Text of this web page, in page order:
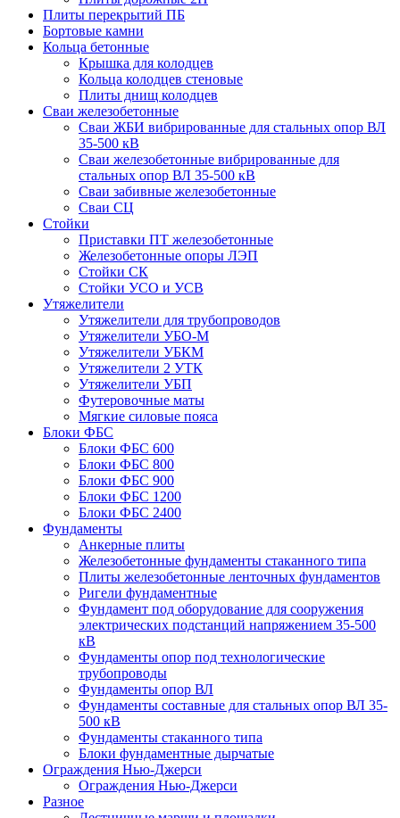
Плиты перекрытий ПБ
Бортовые камни
Кольца бетонные
Крышка для колодцев
Кольца колодцев стеновые
Плиты днищ колодцев
Сваи железобетонные
Сваи ЖБИ вибрированные для стальных опор ВЛ
35-500 кВ
Сваи железобетонные вибрированные для
стальных опор ВЛ 35-500 кВ
Сваи забивные железобетонные
Сваи СЦ
Стойки
Приставки ПТ железобетонные
Железобетонные опоры ЛЭП
Стойки СК
Стойки УСО и УСВ
Утяжелители
Утяжелители для трубопроводов
Утяжелители УБО-М
Утяжелители УБКМ
Утяжелители 2 УТК
Утяжелители УБП
Футеровочные маты
Мягкие силовые пояса
Блоки ФБС
Блоки ФБС 600
Блоки ФБС 800
Блоки ФБС 900
Блоки ФБС 1200
Блоки ФБС 2400
Фундаменты
Анкерные плиты
Железобетонные фундаменты стаканного типа
Плиты железобетонные ленточных фундаментов
Ригели фундаментные
Фундамент под оборудование для сооружения
электрических подстанций напряжением 35-500
кВ
Фундаменты опор под технологические
трубопроводы
Фундаменты опор ВЛ
Фундаменты составные для стальных опор ВЛ 35-
500 кВ
Фундаменты стаканного типа
Блоки фундаментные дырчатые
Ограждения Нью-Джерси
Ограждения Нью-Джерси
Разное